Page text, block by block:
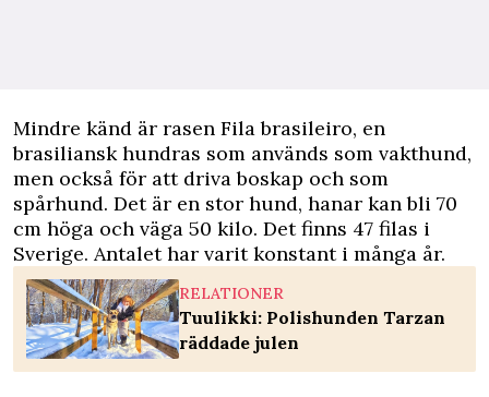
Mindre känd är rasen Fila brasileiro, en
brasiliansk hundras som används som vakthund,
men också för att driva boskap och som
spårhund. Det är en stor hund, hanar kan bli 70
cm höga och väga 50 kilo. Det finns 47 filas i
Sverige. Antalet har varit konstant i många år.
RELATIONER
Tuulikki: Polishunden Tarzan
räddade julen